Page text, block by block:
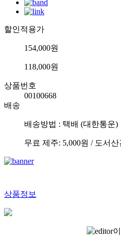
할인적용가
154,000원
118,000원
상품번호
00100668
배송
배송방법 : 택배 (대한통운)
무료 제주: 5,000원 / 도서
상품정보